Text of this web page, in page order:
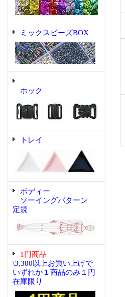
ミックスビーズBOX
ホック
トレイ
ボディー
ソーイングパターン
定規
1円商品
\3,300以上お買い上げで
いずれか１商品のみ１円
在庫限り